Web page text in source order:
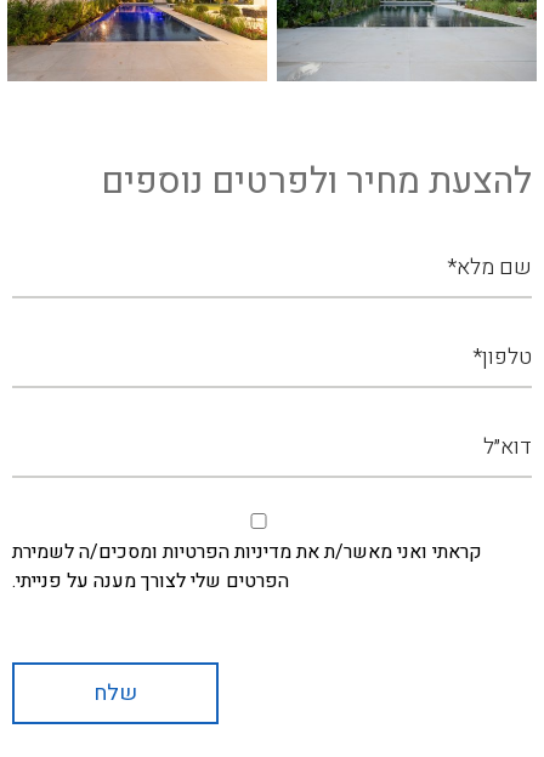
להצעת מחיר ולפרטים נוספים
קראתי ואני מאשר/ת את מדיניות הפרטיות ומסכים/ה לשמירת
הפרטים שלי לצורך מענה על פנייתי.